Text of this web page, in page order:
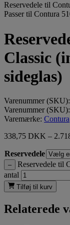
Reservedele til
Passer til Contura
Classic
sideglas)
Varenummer (SKU):
Varenummer (SKU):
Varemærke: Contura
338,75 DKK –
Reservedele
–
Reservedele til
antal
Tilføj til kurv
Relaterede